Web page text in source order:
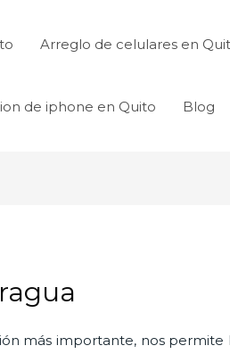
Arreglo de celulares en
de iphone en Quito Blog
más importante, nos